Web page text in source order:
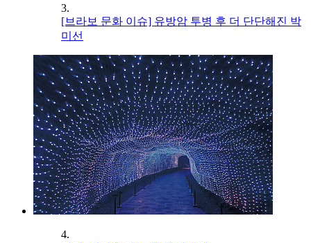
3.
[브라보 문화 이슈] 유방암 투병 후 더 단단해진 박
미선
4.